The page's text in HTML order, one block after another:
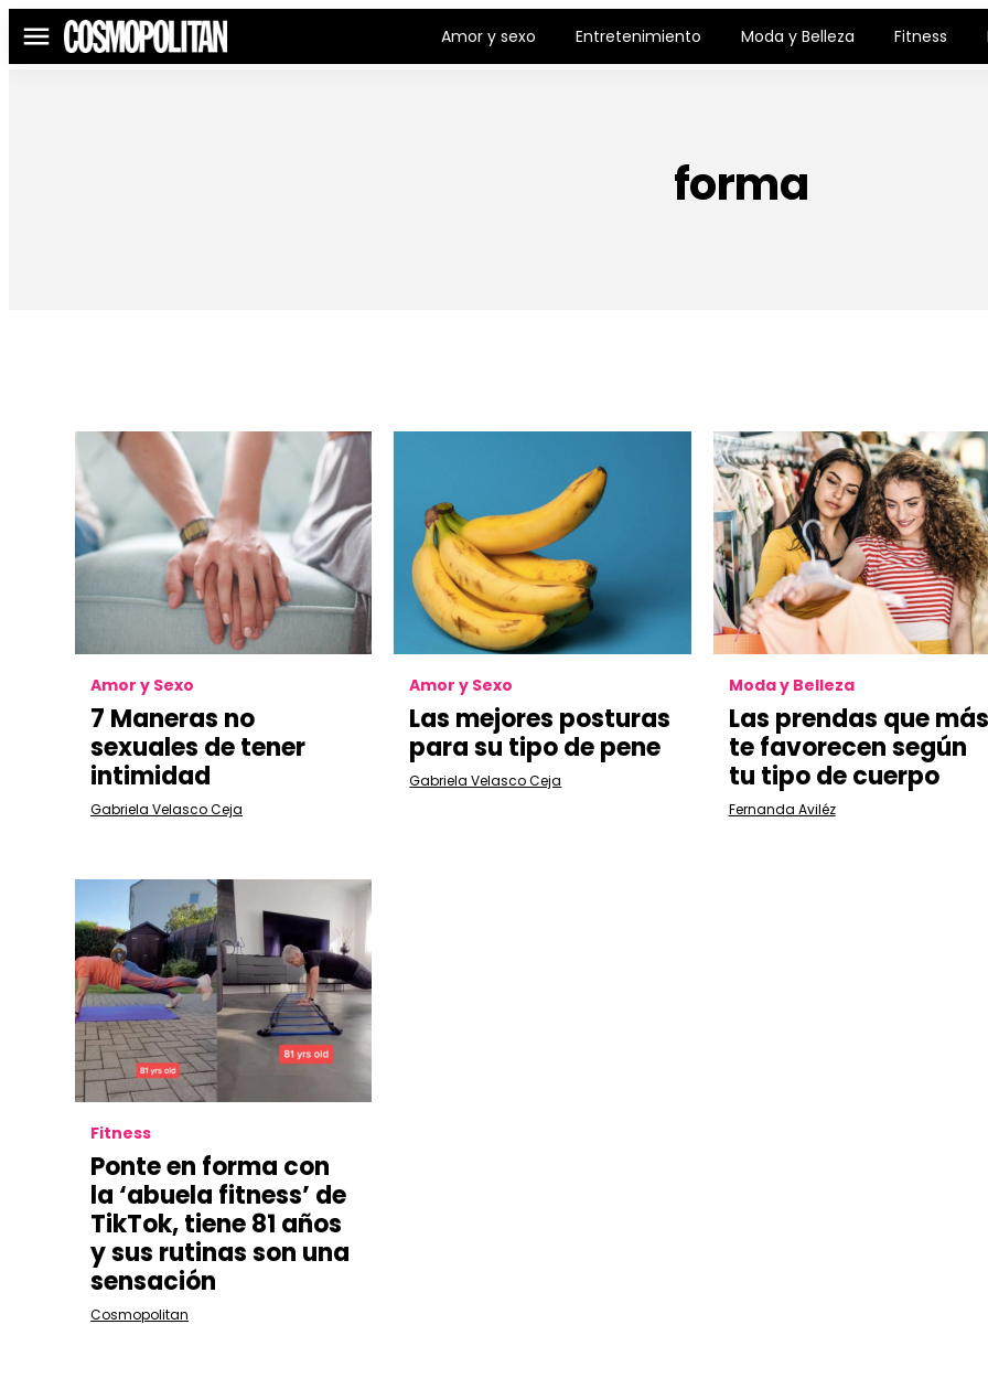
Menú Amor y sexo Entretenimiento Moda y Belleza Fitness
forma
Amor y Sexo
7 Maneras no
sexuales de tener
intimidad
Gabriela Velasco Ceja
Amor y Sexo
Las mejores posturas
para su tipo de pene
Gabriela Velasco Ceja
Moda y Belleza
Las prendas que más
te favorecen según
tu tipo de cuerpo
Fernanda Aviléz
Fitness
Ponte en forma con
la ‘abuela fitness’ de
TikTok, tiene 81 años
y sus rutinas son una
sensación
Cosmopolitan